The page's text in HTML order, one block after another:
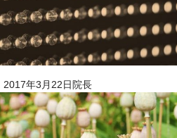
2017年3月22日院長